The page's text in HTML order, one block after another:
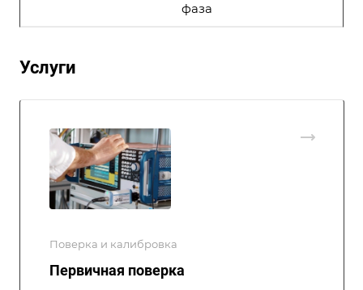
фаза
Услуги
Поверка и калибровка
Первичная поверка